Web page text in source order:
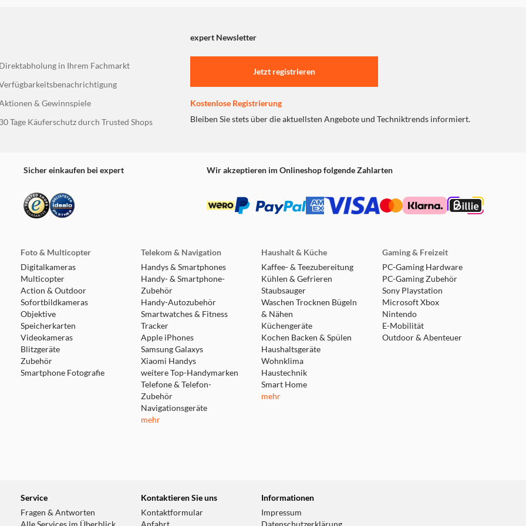
und Systemanforderungen gibt es unter support.apple.com/de-de/121115.
denen es unterstützt wird.
und über ausgewählte Anbieter verfügbar. Die Geschwindigkeit kann je nach
von vielen Faktoren ab. Die Speicherkapazität kann sich abhängig von
1 GB = 1 Milliarde Byte und 1 TB = 1 Billion Byte. Die tatsächlich formatierte
der Titelverfügbarkeit vorbehalten.
Apps und Services sind u. U. nicht in allen Regionen oder Sprachen verfügbar.
beträgt die Diagonale 13" (33,02 cm) beim 13" iPad Pro. Der tatsächlich
Verfügbarkeit vorbehalten. Die Kompatibilität variiert je nach Generation.
expert Newsletter
Direktabholung in Ihrem Fachmarkt
& Gewinnspiele
30 Tage Käuferschutz durch Trusted Shops
Jetzt registrieren
Kostenlose Registrierung
Bleiben Sie stets über die aktuellsten Angebote und Techniktrends informiert.
Sicher einkaufen bei expert Wir akzeptieren im Onlineshop folgende Zahlarten
Foto & Multicopter
Digitalkameras
Multicopter
Action & Outdoor
Sofortbildkameras
Objektive
Speicherkarten
Videokameras
Blitzgeräte
Zubehör
Smartphone Fotografie
Telekom & Navigation
Handys & Smartphones
Handy- & Smartphone-
Zubehör
Handy-Autozubehör
Smartwatches & Fitness
Tracker
Apple iPhones
Samsung Galaxys
Xiaomi Handys
weitere Top-Handymarken
Telefone & Telefon-
Zubehör
Navigationsgeräte
mehr
Haushalt & Küche
Kaffee- & Teezubereitung
Kühlen & Gefrieren
Staubsauger
Waschen Trocknen Bügeln
& Nähen
Küchengeräte
Kochen Backen & Spülen
Haushaltsgeräte
Wohnklima
Haustechnik
Smart Home
mehr
Gaming & Freizeit
PC-Gaming Hardware
PC-Gaming Zubehör
Sony Playstation
Microsoft Xbox
Nintendo
E-Mobilität
Outdoor & Abenteuer
Service
Fragen & Antworten
Kontaktieren Sie uns
Kontaktformular
Informationen
Impressum